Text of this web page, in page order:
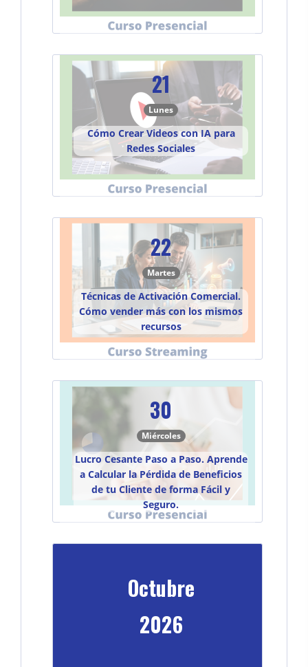
21
Lunes
Cómo Crear Videos con IA para
Redes Sociales
22
Martes
Técnicas de Activación Comercial.
Cómo vender más con los mismos
recursos
30
Miércoles
Lucro Cesante Paso a Paso. Aprende
a Calcular la Pérdida de Beneficios
de tu Cliente de forma Fácil y
Seguro.
Octubre
2026